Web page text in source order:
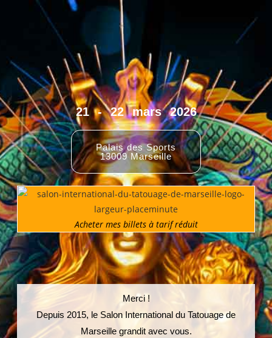
21 - 22 mars 2026
Palais des Sports
13009 Marseille
Acheter mes billets à tarif réduit
Merci !
Depuis 2015, le Salon International du Tatouage de
Marseille grandit avec vous.